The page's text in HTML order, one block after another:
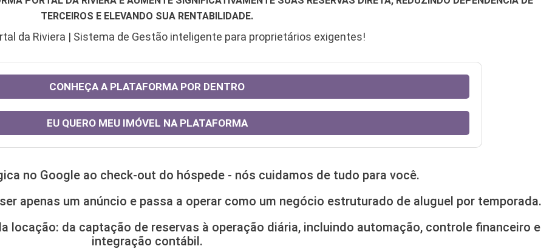
TERCEIROS E ELEVANDO SUA RENTABILIDADE.
da Riviera | Sistema de Gestão inteligente para proprietários exigentes!
CONHEÇA A PLATAFORMA POR DENTRO
EU QUERO MEU IMÓVEL NA PLATAFORMA
no Google ao check-out do hóspede - nós cuidamos de tudo para você.
apenas um anúncio e passa a operar como um negócio estruturado de aluguel por temporada.
locação: da captação de reservas à operação diária, incluindo automação, controle financeiro e
integração contábil.